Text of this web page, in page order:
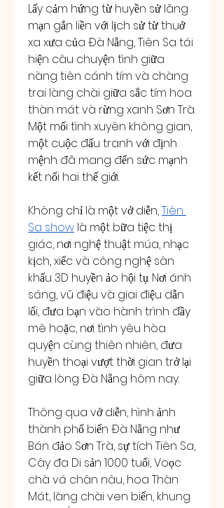
Lấy cảm hứng từ huyền sử lãng
mạn gắn liền với lịch sử từ thuở
xa xưa của Đà Nẵng, Tiên Sa tái
hiện câu chuyện tình giữa
nàng tiên cánh tím và chàng
trai làng chài giữa sắc tím hoa
thàn mát và rừng xanh Sơn Trà.
Một mối tình xuyên không gian,
một cuộc đấu tranh với định
mệnh đã mang đến sức mạnh
kết nối hai thế giới.
Không chỉ là một vở diễn, Tiên
Sa show là một bữa tiệc thị
giác, nơi nghệ thuật múa, nhạc
kịch, xiếc và công nghệ sân
khấu 3D huyền ảo hội tụ. Nơi ánh
sáng, vũ điệu và giai điệu dẫn
lối, đưa bạn vào hành trình đầy
mê hoặc, nơi tình yêu hòa
quyện cùng thiên nhiên, đưa
huyền thoại vượt thời gian trở lại
giữa lòng Đà Nẵng hôm nay.
Thông qua vở diễn, hình ảnh
thành phố biển Đà Nẵng như
Bán đảo Sơn Trà, sự tích Tiên Sa,
Cây đa Di sản 1000 tuổi, Voọc
chà vá chân nâu, hoa Thàn
Mát, làng chài ven biển, khung